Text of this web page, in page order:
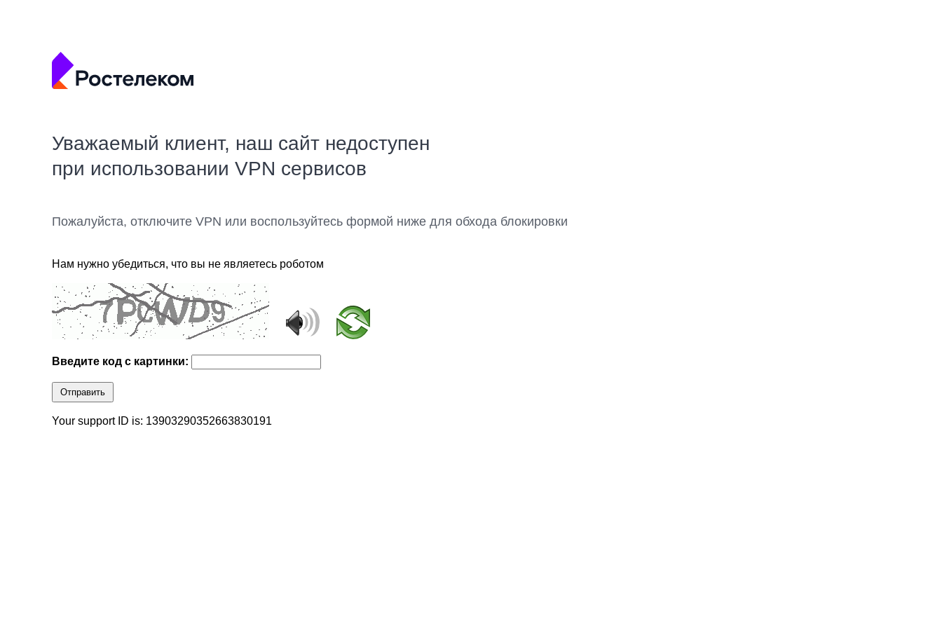
Уважаемый клиент, наш сайт недоступен
при использовании VPN сервисов
Пожалуйста, отключите VPN или воспользуйтесь формой ниже для обхода блокировки
Нам нужно убедиться, что вы не являетесь роботом
Введите код с картинки:
Отправить
Your support ID is: 13903290352663830191